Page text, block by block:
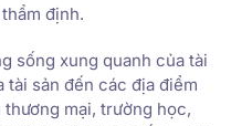
định.
sống xung quanh của tài
tài sản đến các địa điểm
mại, trường học,